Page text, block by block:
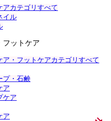
アカテゴリすべて
イル
フットケア
ア・フットケアカテゴリすべて
プ・石鹸
ア
ケア
ア